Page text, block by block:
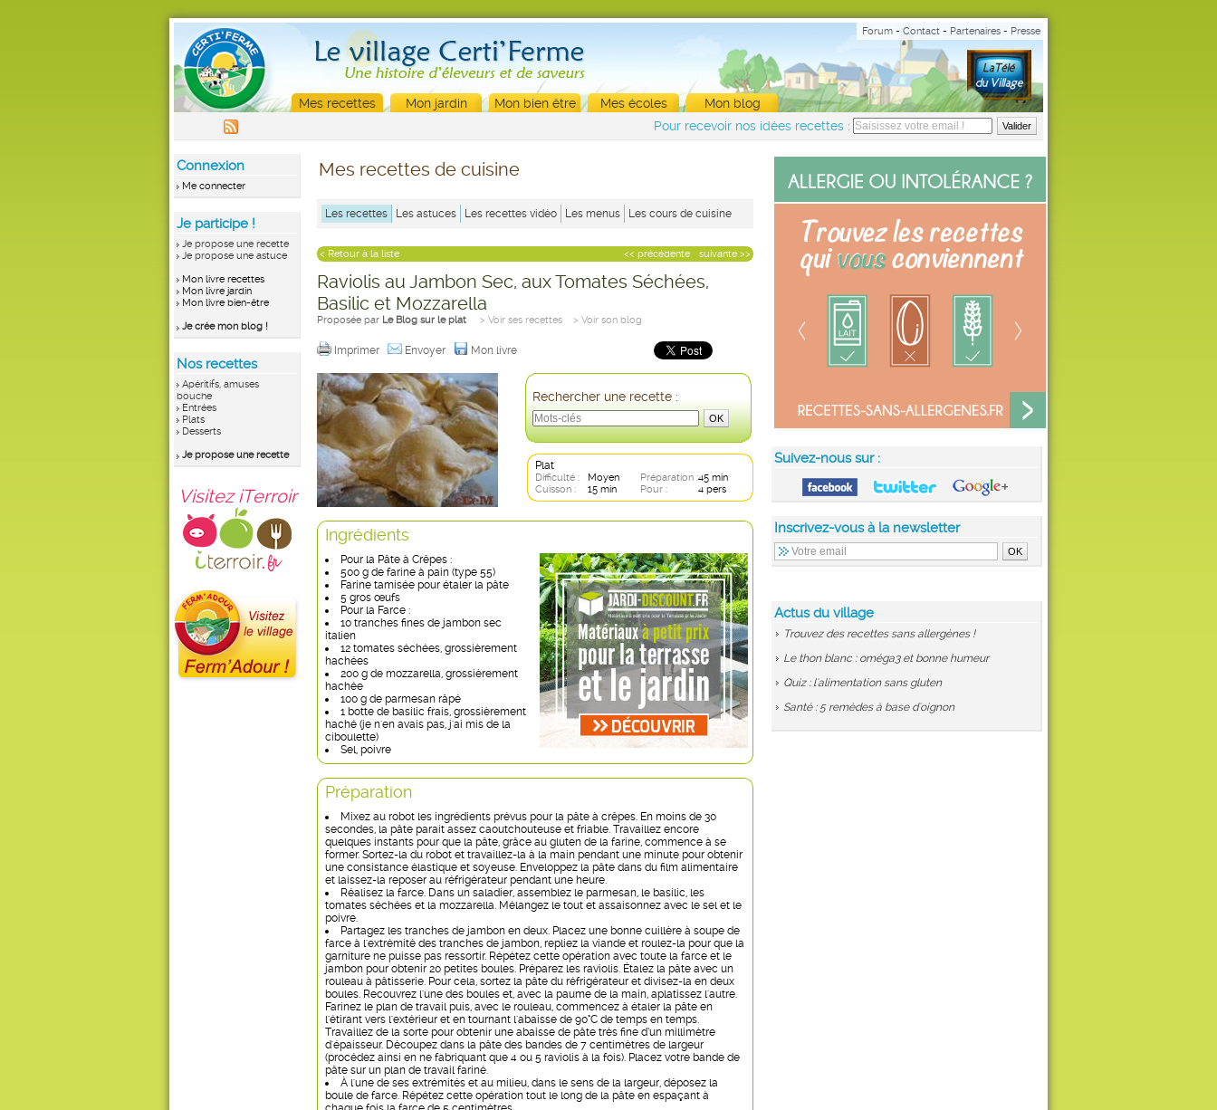
Forum - Contact - Partenaires - Presse
Mes recettes Mon jardin Mon bien être Mes écoles
Mon blog
Pour recevoir nos idées recettes :
Connexion
Me connecter
Je participe !
Je propose une recette
Je propose une astuce
Mon livre recettes
Mon livre jardin
Mon livre bien-être
Je crée mon blog !
Nos recettes
Apéritifs, amuses
bouche
Entrées
Plats
Desserts
Je propose une recette
Visitez iTerroir
Suivez-nous sur :
Inscrivez-vous à la newsletter
Actus du village
Trouvez des recettes sans allergènes !
Le thon blanc : oméga3 et bonne humeur
Quiz : l'alimentation sans gluten
Santé : 5 remèdes à base d'oignon
Mes recettes de cuisine
Les recettes Les astuces Les recettes vidéo Les menus Les cours de cuisine
suivante >>
<< précédente
< Retour à la liste
Raviolis au Jambon Sec, aux Tomates Séchées,
Basilic et Mozzarella
Proposée par Le Blog sur le plat > Voir ses recettes > Voir son blog
Imprimer Envoyer Mon livre
Rechercher une recette :
Plat
Difficulté : Moyen Préparation :45 min
Cuisson :
15 min Pour : 4 pers
Ingrédients
Pour la Pâte à Crêpes :
500 g de farine à pain (type 55)
Farine tamisée pour étaler la pâte
5 gros œufs
Pour la Farce :
10 tranches fines de jambon sec
italien
12 tomates séchées, grossièrement
hachées
200 g de mozzarella, grossièrement
hachée
100 g de parmesan râpé
1 botte de basilic frais, grossièrement
haché (je n'en avais pas, j'ai mis de la
ciboulette)
Sel, poivre
Préparation
Mixez au robot les ingrédients prévus pour la pâte à crêpes. En moins de 30
secondes, la pâte parait assez caoutchouteuse et friable. Travaillez encore
quelques instants pour que la pâte, grâce au gluten de la farine, commence à se
former. Sortez-la du robot et travaillez-la à la main pendant une minute pour obtenir
une consistance élastique et soyeuse. Enveloppez la pâte dans du film alimentaire
et laissez-la reposer au réfrigérateur pendant une heure.
Réalisez la farce. Dans un saladier, assemblez le parmesan, le basilic, les
tomates séchées et la mozzarella. Mélangez le tout et assaisonnez avec le sel et le
poivre.
Partagez les tranches de jambon en deux. Placez une bonne cuillère à soupe de
farce à l'extrémité des tranches de jambon, repliez la viande et roulez-la pour que la
garniture ne puisse pas ressortir. Répétez cette opération avec toute la farce et le
jambon pour obtenir 20 petites boules. Préparez les raviolis. Étalez la pâte avec un
rouleau à pâtisserie. Pour cela, sortez la pâte du réfrigérateur et divisez-la en deux
boules. Recouvrez l'une des boules et, avec la paume de la main, aplatissez l'autre.
Farinez le plan de travail puis, avec le rouleau, commencez à étaler la pâte en
l'étirant vers l'extérieur et en tournant l'abaisse de 90°C de temps en temps.
Travaillez de la sorte pour obtenir une abaisse de pâte très fine d’un millimètre
d'épaisseur. Découpez dans la pâte des bandes de 7 centimètres de largeur
(procédez ainsi en ne fabriquant que 4 ou 5 raviolis à la fois). Placez votre bande de
pâte sur un plan de travail fariné.
À l'une de ses extrémités et au milieu, dans le sens de la largeur, déposez la
boule de farce. Répétez cette opération tout le long de la pâte en espaçant à